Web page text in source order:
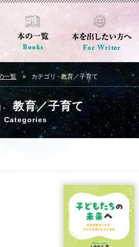
一覧 カテゴリ - 教育／子育て
- 教育／子育て
Categories